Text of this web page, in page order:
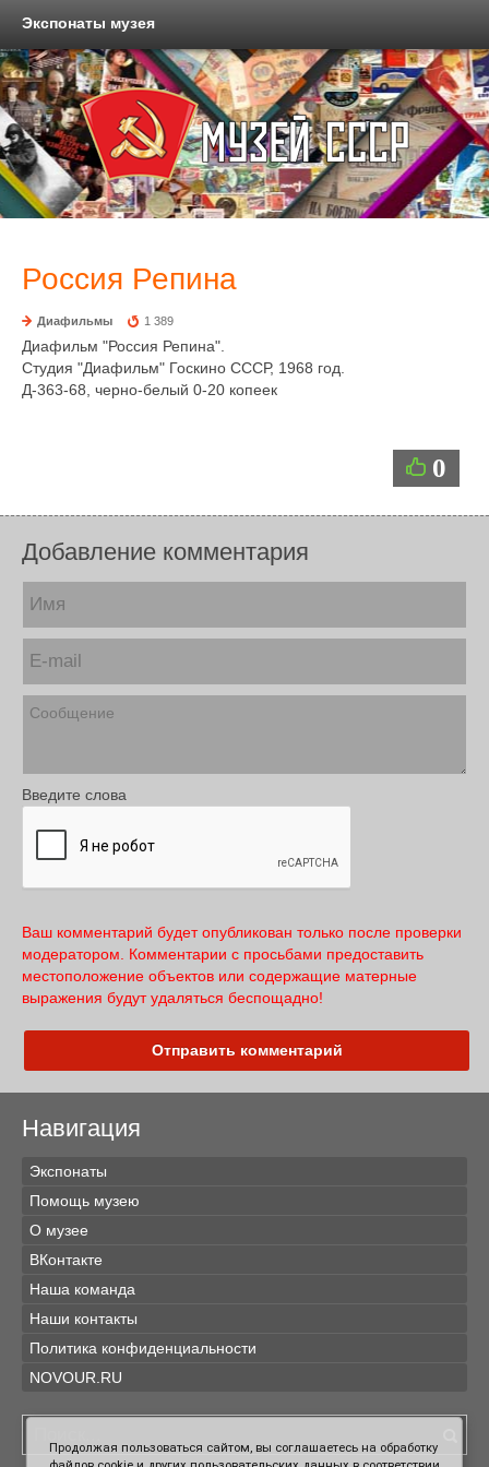
Экспонаты музея
Россия Репина
Диафильмы 1 389
Диафильм "Россия Репина".
Студия "Диафильм" Госкино СССР, 1968 год.
Д-363-68, черно-белый 0-20 копеек
0
Добавление комментария
Введите слова
Ваш комментарий будет опубликован только после проверки
модератором. Комментарии с просьбами предоставить
местоположение объектов или содержащие матерные
выражения будут удаляться беспощадно!
Отправить комментарий
Навигация
Экспонаты
Помощь музею
О музее
ВКонтакте
Наша команда
Наши контакты
Политика конфиденциальности
NOVOUR.RU
Продолжая пользоваться сайтом, вы соглашаетесь на обработку